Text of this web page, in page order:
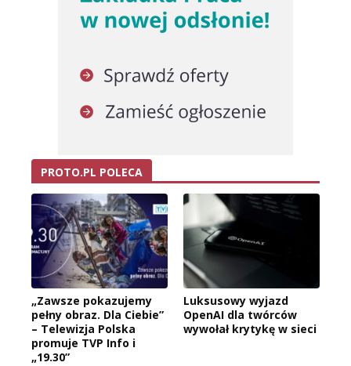
PROTO.PL POLECA
„Zawsze pokazujemy
pełny obraz. Dla Ciebie”
– Telewizja Polska
promuje TVP Info i
„19.30”
Luksusowy wyjazd
OpenAI dla twórców
wywołał krytykę w sieci